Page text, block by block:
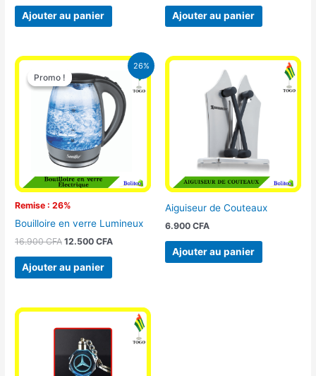
Ajouter au panier Ajouter au panier
26%
Promo !
Remise : 26%
Promo !
Bouilloire en verre Lumineux
16.900CFA
Le
prix
initial
16.900 CFA.
12.500CFA
Le
prix
actuel
est :
12.500 CFA.
Ajouter au panier
Aiguiseur de Couteaux
6.900 CFA
Ajouter au panier